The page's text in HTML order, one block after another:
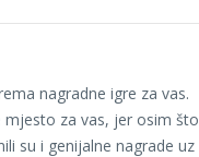
nagradne igre za vas.
mjesto za vas, jer osim što
su i genijalne nagrade uz